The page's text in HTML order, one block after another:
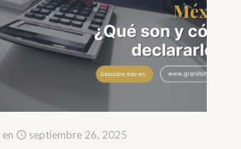
en septiembre 26, 2025